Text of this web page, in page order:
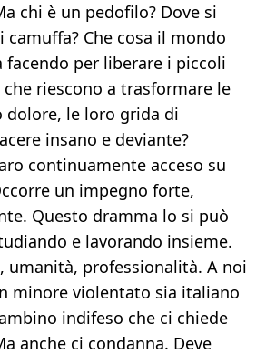
chi è un pedofilo? Dove si
camuffa? Che cosa il mondo
facendo per liberare i piccoli
riescono a trasformare le
le loro grida di
insano e deviante?
continuamente acceso su
un impegno forte,
Questo dramma lo si può
e lavorando insieme.
umanità, professionalità. A noi
minore violentato sia italiano
indifeso che ci chiede
anche ci condanna. Deve